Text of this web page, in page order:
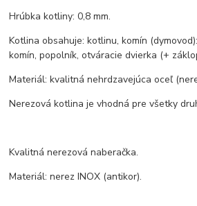
Hrúbka kotliny: 0,8 mm.
Kotlina obsahuje: kotlinu, komín
komín, popolník, otváracie dvierka (+
Materiál: kvalitná nehrdzavejúca oceľ
Nerezová kotlina je vhodná pre všetky
Kvalitná nerezová naberačka.
Materiál: nerez INOX (antikor).